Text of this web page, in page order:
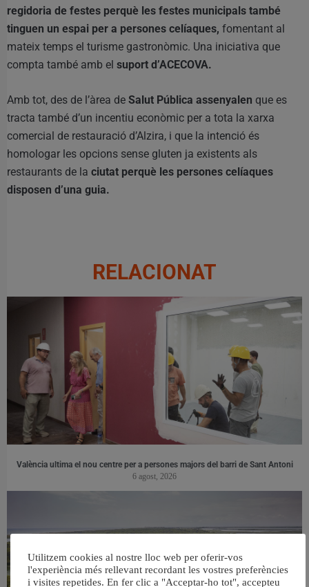
regidoria de festes perquè les festes municipals també
tinguen un espai per a persones celíaques, fomentant al
mateix temps el turisme gastronòmic. Una iniciativa que
compta també amb el suport d’ACECOVA.
Amb tot, des de l’àrea de Salut Pública assenyalen que es
tracta també d’un incentiu econòmic per a tota la xarxa
comercial de restauració d’Alzira, i que la intenció és
homologar les opcions sense gluten ja existents als
restaurants de la ciutat perquè les persones celíaques
disposen d’una guia.
RELACIONAT
València ultima el nou centre per a persones majors del barri de Sant Antoni
6 agost, 2026
Utilitzem cookies al nostre lloc web per oferir-vos
l'experiència més rellevant recordant les vostres preferències
i visites repetides. En fer clic a "Acceptar-ho tot", accepteu